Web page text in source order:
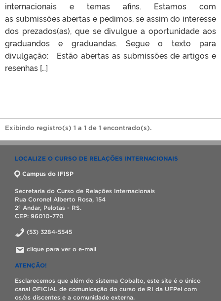
internacionais e temas afins. Estamos com
as submissões abertas e pedimos, se assim do interesse
dos prezados(as), que se divulgue a oportunidade aos
graduandos e graduandas. Segue o texto para
divulgação: Estão abertas as submissões de artigos e
resenhas […]
Exibindo registro(s) 1 a 1 de 1 encontrado(s).
LOCALIZE O CURSO DE RELAÇÕES INTERNACIONAIS
Campus do IFISP
Secretaria do Curso de Relações Internacionais
Rua Coronel Alberto Rosa, 154
2º Andar, Pelotas - RS.
CEP: 96010-770
(53) 3284-5545
clique para ver o e-mail
ATENÇÃO!
Esclarecemos que além do sistema Cobalto, este site é o único
canal OFICIAL de comunicação do curso de RI da UFPel com
os/as discentes e a comunidade externa.